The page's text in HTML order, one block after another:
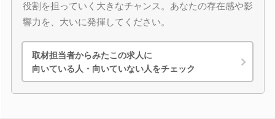
役割を担っていく大きなチャンス。あなたの存在感や影
響力を、大いに発揮してください。
取材担当者からみたこの求人に
向いている人・向いていない人をチェック